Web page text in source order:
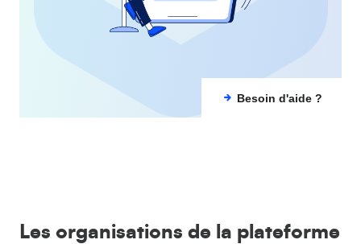
Besoin d'aide ?
Les organisations de la plateforme